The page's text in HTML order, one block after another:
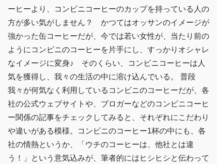
ーヒーより、コンビニコーヒーのカップを持っている人の
方が多い気がしません？ かつてはオッサンのイメージが
強かった缶コーヒーだが、今では若い女性が、当たり前の
ようにコンビニのコーヒーを片手にし、すっかりオシャレ
なイメージに変身♪ そのくらい、コンビニコーヒーは人
気を獲得し、我々の生活の中に溶け込んでいる。 普段
我々が何気なく利用しているコンビニのコーヒーだが、各
社の公式ウェブサイトや、ブロガーなどのコンビニコーヒ
ー関係の記事をチェックしてみると、それぞれにこだわり
や違いがある模様。コンビニのコーヒー1杯の中にも、各
社の情熱というか、「ウチのコーヒーは、他社とは違
う！」という意気込みが、筆者的にはヒシヒシと伝わって